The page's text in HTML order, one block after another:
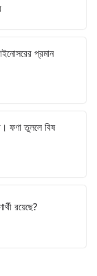
প্রমান
ফণা তুললে বিষ
রয়েছে?